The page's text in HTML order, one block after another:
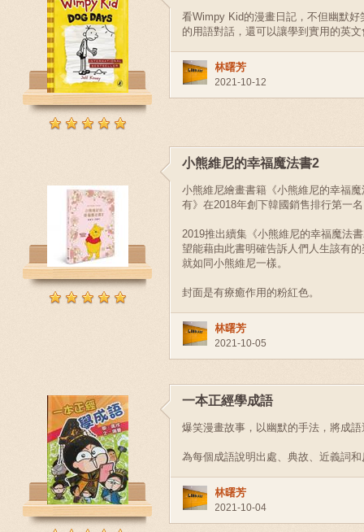
看Wimpy Kid的漫畫日記，不但幽默
的用語對話，還可以讓學到實用的英
林曙芳
2021-10-12
小熊維尼的幸福魔法書2
小熊維尼繪畫書籍《小熊維尼的幸福
有》在2018年創下韓國銷售排行第一
2019推出續集《小熊維尼的幸福魔法
望能藉由此書明確告訴人們人生該有
就如同小熊維尼一樣。
封面是有療癒作用的粉紅色。
林曙芳
2021-10-05
一本正經學成語
爆笑漫畫故事，以幽默的手法，將成
為每個成語說明出處、典故、近義詞
林曙芳
2021-10-04